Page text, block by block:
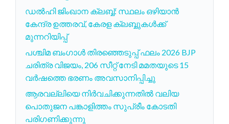
ഡൽഹി ജിംഖാന ക്ലബ്ബ്: സ്ഥലം ഒഴിയാൻ
കേന്ദ്ര ഉത്തരവ്, കേരള ക്ലബ്ബുകൾക്ക്
മുന്നറിയിപ്പ്
പശ്ചിമ ബംഗാൾ തിരഞ്ഞെടുപ്പ് ഫലം 2026 BJP
ചരിത്ര വിജയം, 206 സീറ്റ് നേടി മമതയുടെ 15
വർഷത്തെ ഭരണം അവസാനിപ്പിച്ചു
ആരവല്ലിയെ നിർവചിക്കുന്നതിൽ വലിയ
പൊതുജന പങ്കാളിത്തം സുപ്രീം കോടതി
പരിഗണിക്കുന്നു